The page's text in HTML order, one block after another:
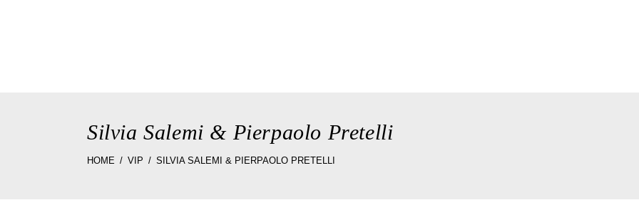
Silvia Salemi & Pierpaolo Pretelli
HOME VIP SILVIA SALEMI & PIERPAOLO PRETELLI